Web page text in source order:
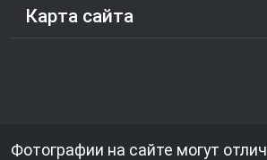
Карта сайта
Фотографии на сайте могут